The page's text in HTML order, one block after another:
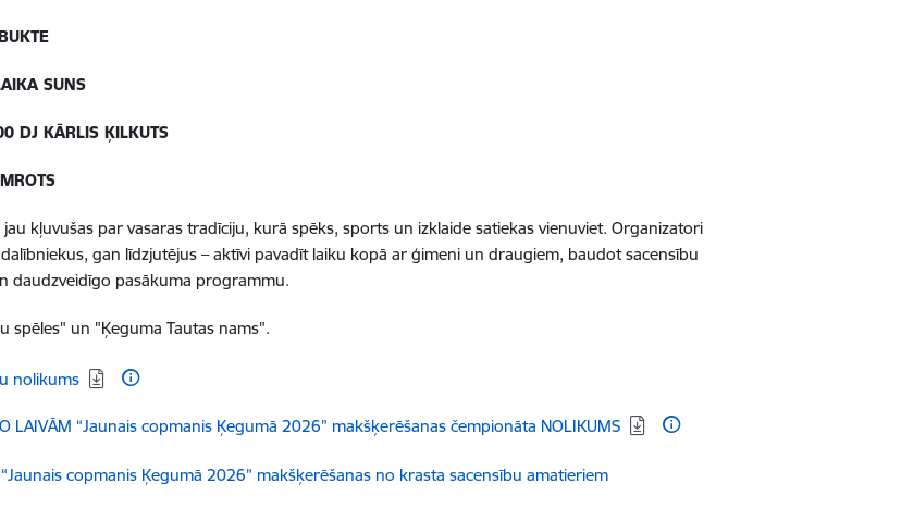
SUNS
DJ KĀRLIS ĶILKUTS
kļuvušas par vasaras tradīciju, kurā spēks, sports un izklaide satiekas vienuviet. Organizatori
gan līdzjutējus – aktīvi pavadīt laiku kopā ar ģimeni un draugiem, baudot sacensību
daudzveidīgo pasākuma programmu.
spēles" un "Ķeguma Tautas nams".
nolikums
LAIVĀM “Jaunais copmanis Ķegumā 2026” makšķerēšanas čempionāta NOLIKUMS
“Jaunais copmanis Ķegumā 2026” makšķerēšanas no krasta sacensību amatieriem